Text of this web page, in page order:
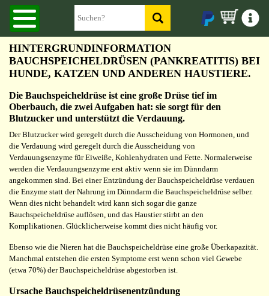
HINTERGRUNDINFORMATION
BAUCHSPEICHELDRÜSEN (PANKREATITIS) BEI
HUNDE, KATZEN UND ANDEREN HAUSTIERE.
Die Bauchspeicheldrüse ist eine große Drüse tief im
Oberbauch, die zwei Aufgaben hat: sie sorgt für den
Blutzucker und unterstützt die Verdauung.
Der Blutzucker wird geregelt durch die Ausscheidung von Hormonen, und
die Verdauung wird geregelt durch die Ausscheidung von
Verdauungsenzyme für Eiweiße, Kohlenhydraten und Fette. Normalerweise
werden die Verdauungsenzyme erst aktiv wenn sie im Dünndarm
angekommen sind. Bei einer Entzündung der Bauchspeicheldrüse verdauen
die Enzyme statt der Nahrung im Dünndarm die Bauchspeicheldrüse selber.
Wenn dies nicht behandelt wird kann sich sogar die ganze
Bauchspeicheldrüse auflösen, und das Haustier stirbt an den
Komplikationen. Glücklicherweise kommt dies nicht häufig vor.
Ebenso wie die Nieren hat die Bauchspeicheldrüse eine große Überkapazität.
Manchmal entstehen die ersten Symptome erst wenn schon viel Gewebe
(etwa 70%) der Bauchspeicheldrüse abgestorben ist.
Ursache Bauchspeicheldrüsenentzündung